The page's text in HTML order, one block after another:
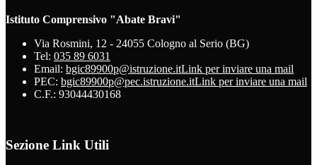
Istituto Comprensivo "Abate Bravi"
Via Rosmini, 12 - 24055 Cologno al Serio (BG)
Tel: 035 89 6031
Email: bgic89900p@istruzione.itLink per inviare una mail
PEC: bgic89900p@pec.istruzione.itLink per inviare una mail
C.F.: 93044430168
Sezione Link Utili